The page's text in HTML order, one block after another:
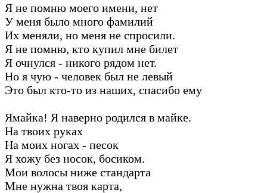
Я не помню моего имени, нет
У меня было много фамилий
Их меняли, но меня не спросили.
Я не помню, кто купил мне билет
Я очнулся - никого рядом нет.
Но я чую - человек был не левый
Это был кто-то из наших, спасибо ему
Ямайка! Я наверно родился в майке.
На твоих руках
На моих ногах - песок
Я хожу без носок, босиком.
Мои волосы ниже стандарта
Мне нужна твоя карта,